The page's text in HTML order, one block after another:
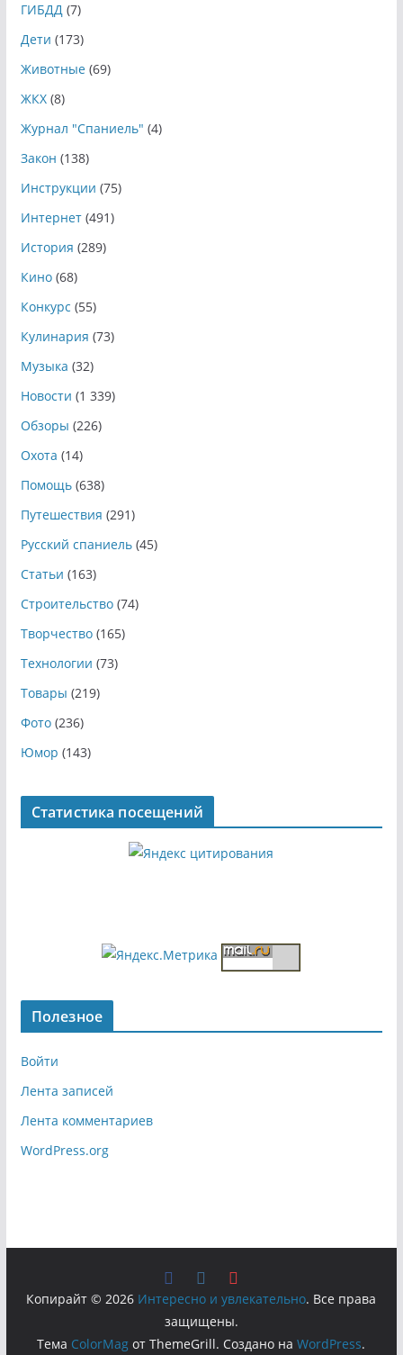
ГИБДД(7)
Дети (173)
Животные(69)
ЖКХ(8)
Журнал "Спаниель" (4)
Закон (138)
Инструкции (75)
Интернет(491)
История (289)
Кино(68)
Конкурс (55)
Кулинария (73)
Музыка (32)
Новости (1 339)
Обзоры (226)
Охота (14)
Помощь(638)
Путешествия (291)
Русский спаниель(45)
Статьи (163)
Строительство(74)
Творчество(165)
Технологии (73)
Товары (219)
Фото(236)
Юмор (143)
Статистика посещений
Полезное
Войти
Лента записей
Лента комментариев
WordPress.org
Копирайт © 2026 Интересно и увлекательно. Все права
защищены.
Тема ColorMag от ThemeGrill. Создано наWordPress.